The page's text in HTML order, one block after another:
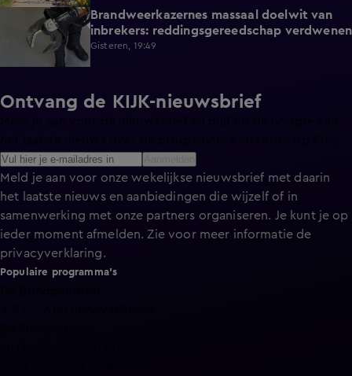
Brandweerkazernes massaal doelwit van
inbrekers: reddingsgereedschap verdwenen
Gisteren, 19:49
Ontvang de KIJK-nieuwsbrief
Meld je aan voor onze wekelijkse nieuwsbrief met daarin
het laatste nieuws en aanbiedingen die wijzelf of in
samenwerking met onze partners organiseren. Je kunt je op
ieder moment afmelden. Zie voor meer informatie de
privacyverklaring.
Populaire programma's